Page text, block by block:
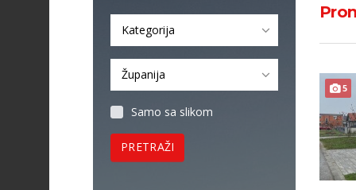
Kategorija
Županija
Samo sa slikom
PRETRAŽI
5